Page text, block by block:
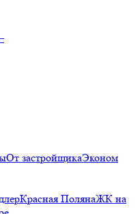
От застройщикаЭконом
Красная ПолянаЖК на